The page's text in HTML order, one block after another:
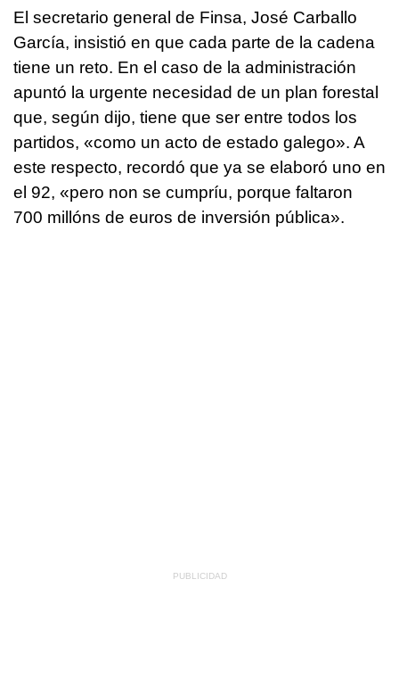
El secretario general de Finsa, José Carballo
García, insistió en que cada parte de la cadena
tiene un reto. En el caso de la administración
apuntó la urgente necesidad de un plan forestal
que, según dijo, tiene que ser entre todos los
partidos, «como un acto de estado galego». A
este respecto, recordó que ya se elaboró uno en
el 92, «pero non se cumpríu, porque faltaron
700 millóns de euros de inversión pública».